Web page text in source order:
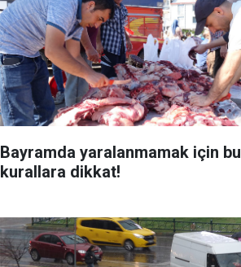
Bayramda yaralanmamak için bu
kurallara dikkat!